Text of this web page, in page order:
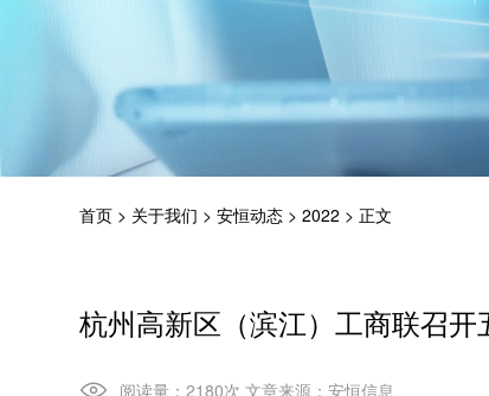
首页 > 关于我们 >安恒动态 >2022 >正文
杭州高新区（滨江）工商联召开
阅读量：2180次文章来源：安恒信息